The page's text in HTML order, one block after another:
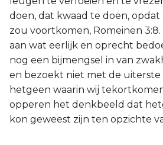
doen, dat kwaad te doen,
zou voortkomen, Romeinen
aan wat eerlijk en oprecht
nog een bijmengsel in van
en bezoekt niet met de uiterste
hetgeen waarin wij
opperen het denkbeeld dat
kon geweest zijn ten opzichte